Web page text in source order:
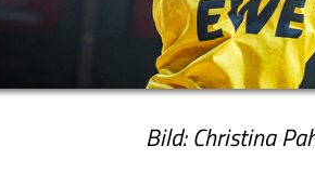
Bild: Christina